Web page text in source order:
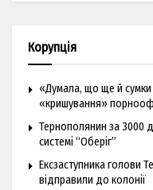
Корупція
«Думала, що ще й сумки
«кришування»
Тернополянин за 3000
системі “Оберіг”
Ексзаступника голови
відправили до колонії